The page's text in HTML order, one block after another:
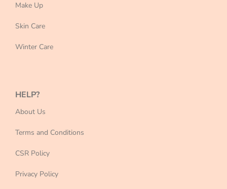
Make Up
Skin Care
Winter Care
HELP?
About Us
Terms and Conditions
CSR Policy
Privacy Policy